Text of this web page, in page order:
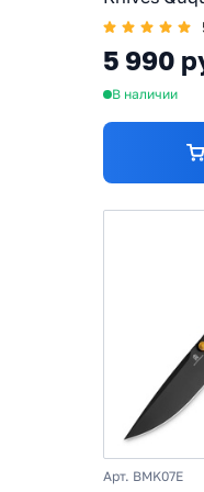
рукоять
розовый
5 990
В наличии
Арт. BMK07E